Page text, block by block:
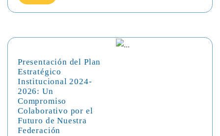
Presentación del Plan
Estratégico
Institucional 2024-
2026: Un
Compromiso
Colaborativo por el
Futuro de Nuestra
Federación